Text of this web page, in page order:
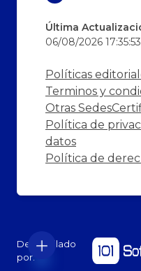
Última
06/08/2026 17:35:53
Políticas
Terminos y
Otras Sedes
Política de
datos
Política de
Desarrollado
por: